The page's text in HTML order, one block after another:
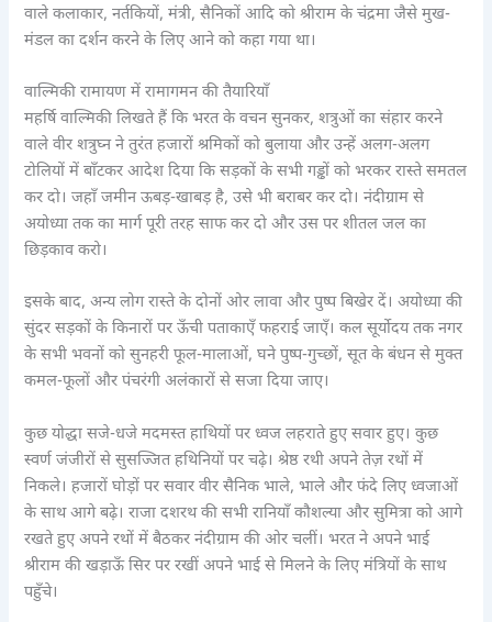
वाले कलाकार, नर्तकियों, मंत्री, सैनिकों आदि को श्रीराम के चंद्रमा जैसे मुख-
मंडल का दर्शन करने के लिए आने को कहा गया था।
वाल्मिकी रामायण में रामागमन की तैयारियाँ
महर्षि वाल्मिकी लिखते हैं कि भरत के वचन सुनकर, शत्रुओं का संहार करने
वाले वीर शत्रुघ्न ने तुरंत हजारों श्रमिकों को बुलाया और उन्हें अलग-अलग
टोलियों में बाँटकर आदेश दिया कि सड़कों के सभी गड्ढों को भरकर रास्ते समतल
कर दो। जहाँ जमीन ऊबड़-खाबड़ है, उसे भी बराबर कर दो। नंदीग्राम से
अयोध्या तक का मार्ग पूरी तरह साफ कर दो और उस पर शीतल जल का
छिड़काव करो।
इसके बाद, अन्य लोग रास्ते के दोनों ओर लावा और पुष्प बिखेर दें। अयोध्या की
सुंदर सड़कों के किनारों पर ऊँची पताकाएँ फहराई जाएँ। कल सूर्योदय तक नगर
के सभी भवनों को सुनहरी फूल-मालाओं, घने पुष्प-गुच्छों, सूत के बंधन से मुक्त
कमल-फूलों और पंचरंगी अलंकारों से सजा दिया जाए।
कुछ योद्धा सजे-धजे मदमस्त हाथियों पर ध्वज लहराते हुए सवार हुए। कुछ
स्वर्ण जंजीरों से सुसज्जित हथिनियों पर चढ़े। श्रेष्ठ रथी अपने तेज़ रथों में
निकले। हजारों घोड़ों पर सवार वीर सैनिक भाले, भाले और फंदे लिए ध्वजाओं
के साथ आगे बढ़े। राजा दशरथ की सभी रानियाँ कौशल्या और सुमित्रा को आगे
रखते हुए अपने रथों में बैठकर नंदीग्राम की ओर चलीं। भरत ने अपने भाई
श्रीराम की खड़ाऊँ सिर पर रखीं अपने भाई से मिलने के लिए मंत्रियों के साथ
पहुँचे।